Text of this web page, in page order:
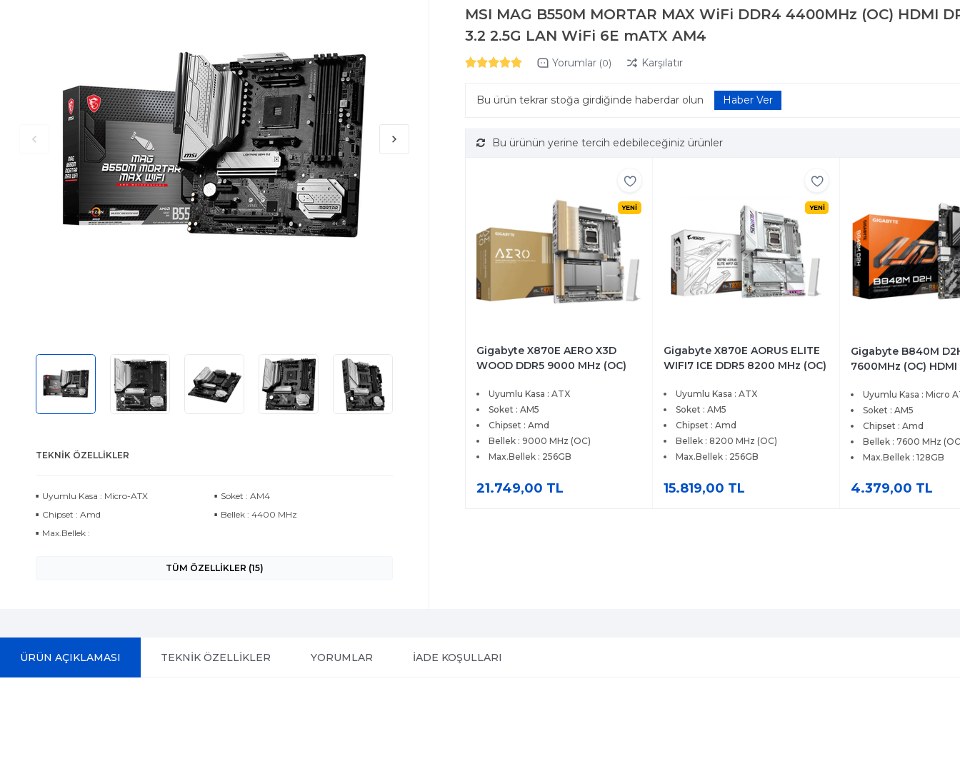
TEKNIK ÖZELLIKLER
Uyumlu Kasa : Micro-ATX
Soket : AM4
Chipset : Amd
Bellek : 4400 MHz
Max.Bellek :
TÜM ÖZELLİKLER (15)
MSI MAG B550M MORTAR MAX WiFi DDR4 4400MHz (OC) HDMI
3.2 2.5G LAN WiFi 6E mATX AM4
Yorumlar (0) Karşılatır
Bu ürün tekrar stoğa girdiğinde haberdar olun
Bu ürünün yerine tercih edebileceğiniz ürünler
YENİ
Gigabyte X870E AERO X3D
WOOD DDR5 9000 MHz (OC)
ATX Anakart
Uyumlu Kasa : ATX
Soket : AM5
Chipset : Amd
Bellek : 9000 MHz (OC)
Max.Bellek : 256GB
21.749,00 TL
YENİ
Gigabyte X870E AORUS ELITE
WIFI7 ICE DDR5 8200 MHz (OC)
ATX Anakart
Uyumlu Kasa : ATX
Soket : AM5
Chipset : Amd
Bellek : 8200 MHz (OC)
Max.Bellek : 256GB
15.819,00 TL
Gigabyte B840M
7600MHz (OC) HDMI
Uyumlu Kasa : Micro
Soket : AM5
Chipset : Amd
Bellek : 7600 MHz
Max.Bellek : 128GB
4.379,00 TL
ÜRÜN AÇIKLAMASI TEKNİK ÖZELLİKLER YORUMLAR İADE KOŞULLARI